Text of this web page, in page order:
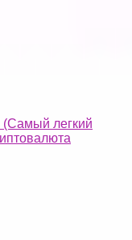
(Самый легкий